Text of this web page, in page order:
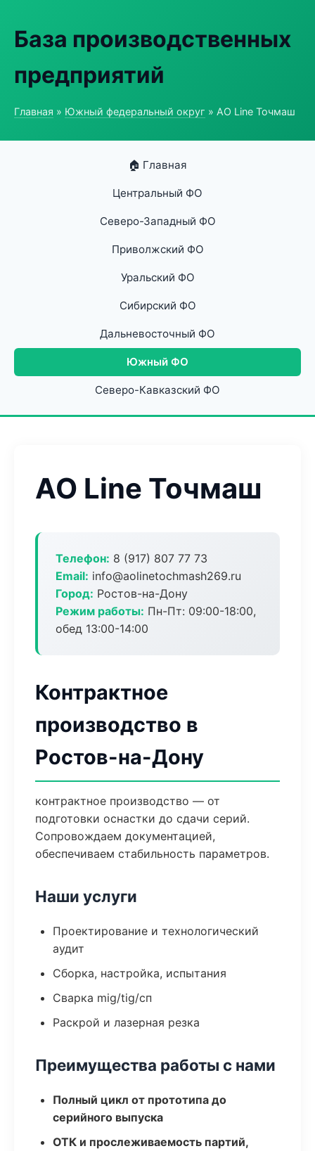
База производственных
предприятий
Главная » Южный федеральный округ » АО Line Точмаш
🏠 Главная
Центральный ФО
Северо-Западный ФО
Приволжский ФО
Уральский ФО
Сибирский ФО
Дальневосточный ФО
Южный ФО
Северо-Кавказский ФО
АО Line Точмаш
Телефон: 8 (917) 807 77 73
Email: info@aolinetochmash269.ru
Город: Ростов-на-Дону
Режим работы: Пн-Пт: 09:00-18:00,
обед 13:00-14:00
Контрактное
производство в
Ростов-на-Дону
контрактное производство — от
подготовки оснастки до сдачи серий.
Сопровождаем документацией,
обеспечиваем стабильность параметров.
Наши услуги
Проектирование и технологический
аудит
Сборка, настройка, испытания
Сварка mig/tig/сп
Раскрой и лазерная резка
Преимущества работы с нами
Полный цикл от прототипа до
серийного выпуска
ОТК и прослеживаемость партий,